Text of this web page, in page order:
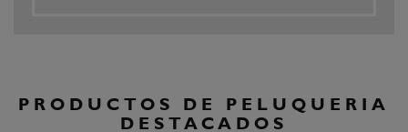
PRODUCTOS DE PELUQUERIA
DESTACADOS